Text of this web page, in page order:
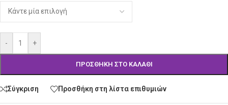
- +
ΠΡΟΣΘΉΚΗ ΣΤΟ ΚΑΛΆΘΙ
Σύγκριση Προσθήκη στη λίστα επιθυμιών